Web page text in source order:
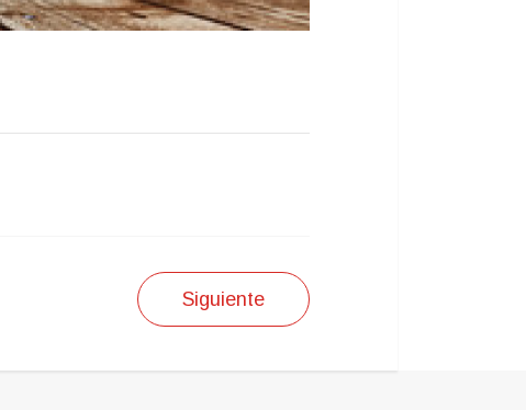
Siguiente